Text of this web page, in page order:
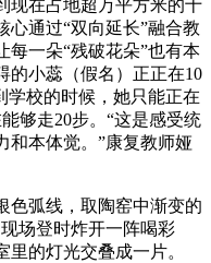
在占地超万平方米的十
心通过“双向延长”融合教
每一朵“残破花朵”也有本
的小蕊（假名）正正在10
学校的时候，她只能正在
够走20步。“这是感受统
和本体觉。”康复教师娅
弧线，取陶窑中渐变的
场登时炸开一阵喝彩
的灯光交叠成一片。